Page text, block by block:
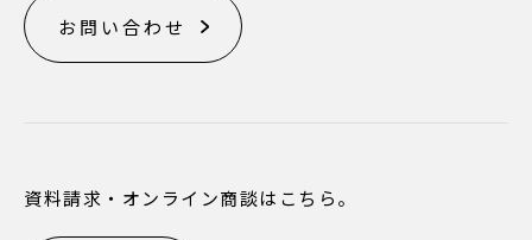
お問い合わせ
資料請求・オンライン商談はこちら。